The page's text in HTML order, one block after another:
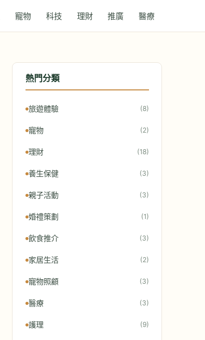
寵物 科技 理財 推廣 醫療
熱門分類
旅遊體驗 (8)
寵物 (2)
理財 (18)
養生保健 (3)
親子活動 (3)
婚禮策劃 (1)
飲食推介 (3)
家居生活 (2)
寵物照顧 (3)
醫療 (3)
護理 (9)